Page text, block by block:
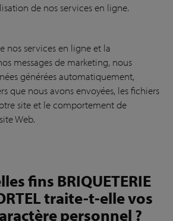
de nos services en ligne.
nos services en ligne et la
messages de marketing, nous
générées automatiquement,
que nous avons envoyées, les fichiers
site et le comportement de
Web.
fins BRIQUETERIE
traite-t-elle vos
personnel ?